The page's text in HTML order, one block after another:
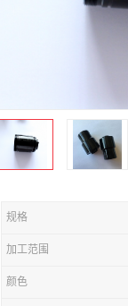
规格
加工范围
颜色